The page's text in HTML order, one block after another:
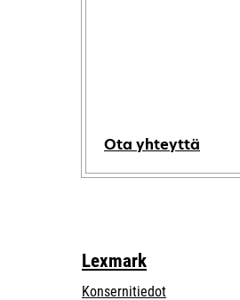
Ota yhteyttä
Lexmark
Konsernitiedot